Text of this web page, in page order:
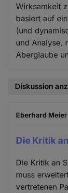
Wirksamkeit
basiert auf
(und
und Analyse,
Aberglaube
Diskussion
Eberhard
Die Kritik
Die Kritik an
muss
vertretenen